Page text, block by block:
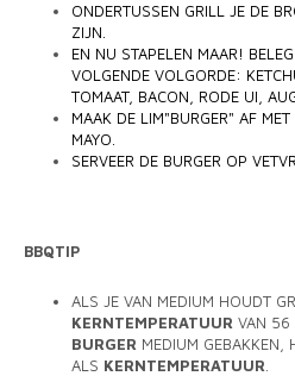
ONDERTUSSEN GRILL JE DE
ZIJN.
EN NU STAPELEN MAAR!
VOLGENDE VOLGORDE:
TOMAAT, BACON, RODE UI,
MAAK DE LIM"BURGER" AF
MAYO.
SERVEER DE BURGER OP
BBQTIP
ALS JE VAN MEDIUM HOUDT
KERNTEMPERATUUR VAN 56
BURGER MEDIUM GEBAKKEN,
ALS KERNTEMPERATUUR